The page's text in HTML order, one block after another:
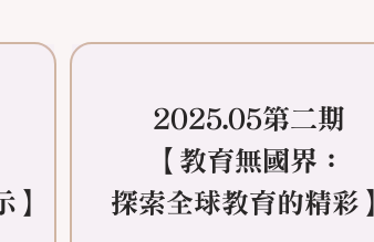
2025.05第二期
【教育無國界：
探索全球教育的精彩】​